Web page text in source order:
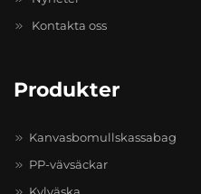
Kontakta oss
Produkter
Kanvasbomullskassabag
PP-vävsäckar